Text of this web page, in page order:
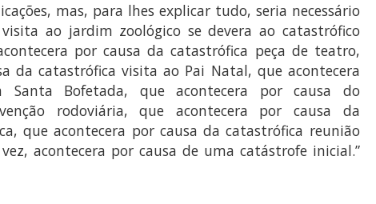
mas, para lhes explicar tudo, seria necessário
ao jardim zoológico se devera ao catastrófico
por causa da catastrófica peça de teatro,
da catastrófica visita ao Pai Natal, que acontecera
Santa Bofetada, que acontecera por causa do
rodoviária, que acontecera por causa da
que acontecera por causa da catastrófica reunião
acontecera por causa de uma catástrofe inicial.”